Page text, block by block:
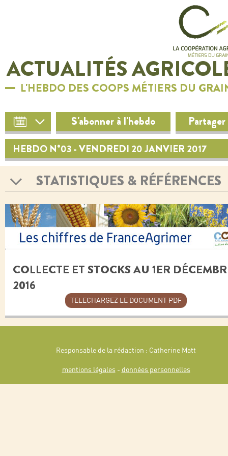
ACTUALITÉS
L'HEBDO DES COOPS MÉTIERS DU
S'abonner à l'hebdo Partager
HEBDO N°03 - VENDREDI 20 JANVIER 2017
STATISTIQUES & RÉFÉRENCES
COLLECTE ET STOCKS AU 1ER
2016
TELECHARGEZ LE DOCUMENT PDF
Responsable de la rédaction : Catherine Matt
mentions légales - données personnelles